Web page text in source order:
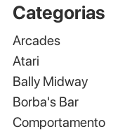
Categorias
Arcades
Atari
Bally Midway
Borba's Bar
Comportamento